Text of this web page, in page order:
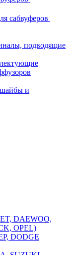
сабвуферов
подводящие
и
DAEWOO,
OPEL)
DODGE